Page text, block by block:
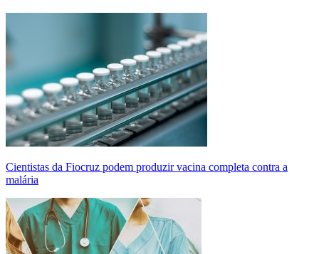
Cientistas da Fiocruz podem produzir vacina completa contra a
malária